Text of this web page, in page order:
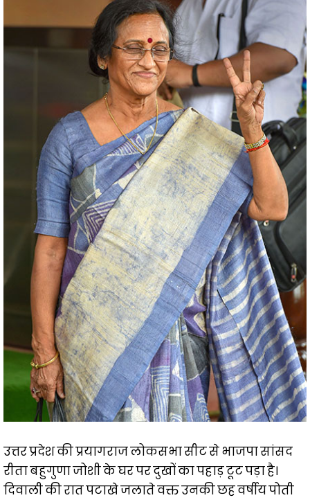
उत्तर प्रदेश की प्रयागराज लोकसभा सीट से भाजपा सांसद
रीता बहुगुणा जोशी के घर पर दुखों का पहाड़ टूट पड़ा है।
दिवाली की रात पटाखे जलाते वक्त उनकी छह वर्षीय पोती